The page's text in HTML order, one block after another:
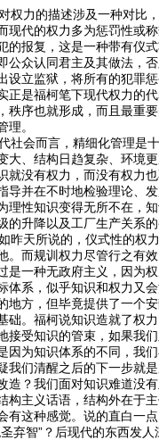
权力的描述涉及一种对比
现代的权力多为惩罚性或
的报复，这是一种带有仪
公众认同君主及其做法，
设立监狱，将所有的犯罪
正是福柯笔下现代权力的
秩序也就形成，而且最重
理。
社会而言，精细化管理是
大、结构日趋复杂、环境
就没有权力，而没有权力
导并在不时地检验理论、
理性知识变得无所不在，
的升降以及工厂生产关系
昨天所说的，仪式性的权
。而规训权力尽管行之有
是一种无政府主义，因为
体系，似乎知识和权力又
地方，但毕竟提供了一个
础。福柯说知识造就了权
接受知识的管束，如果我
因为知识体系的不同，我
我们清醒之后的下一步就
造？我们面对知识难道没
构主义话语，结构外在于
有这种感觉。说的直白一
弃智”？后现代的东西发